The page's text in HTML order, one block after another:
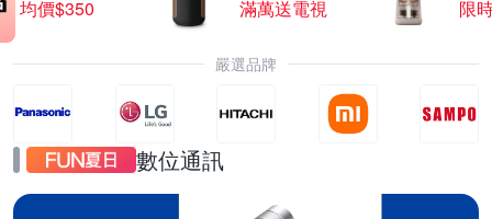
均價$350
滿萬送電視
限
嚴選品牌
數位通訊